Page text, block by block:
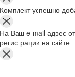
Комплект успешно
На Ваш e-mail адрес
регистрации на сайте